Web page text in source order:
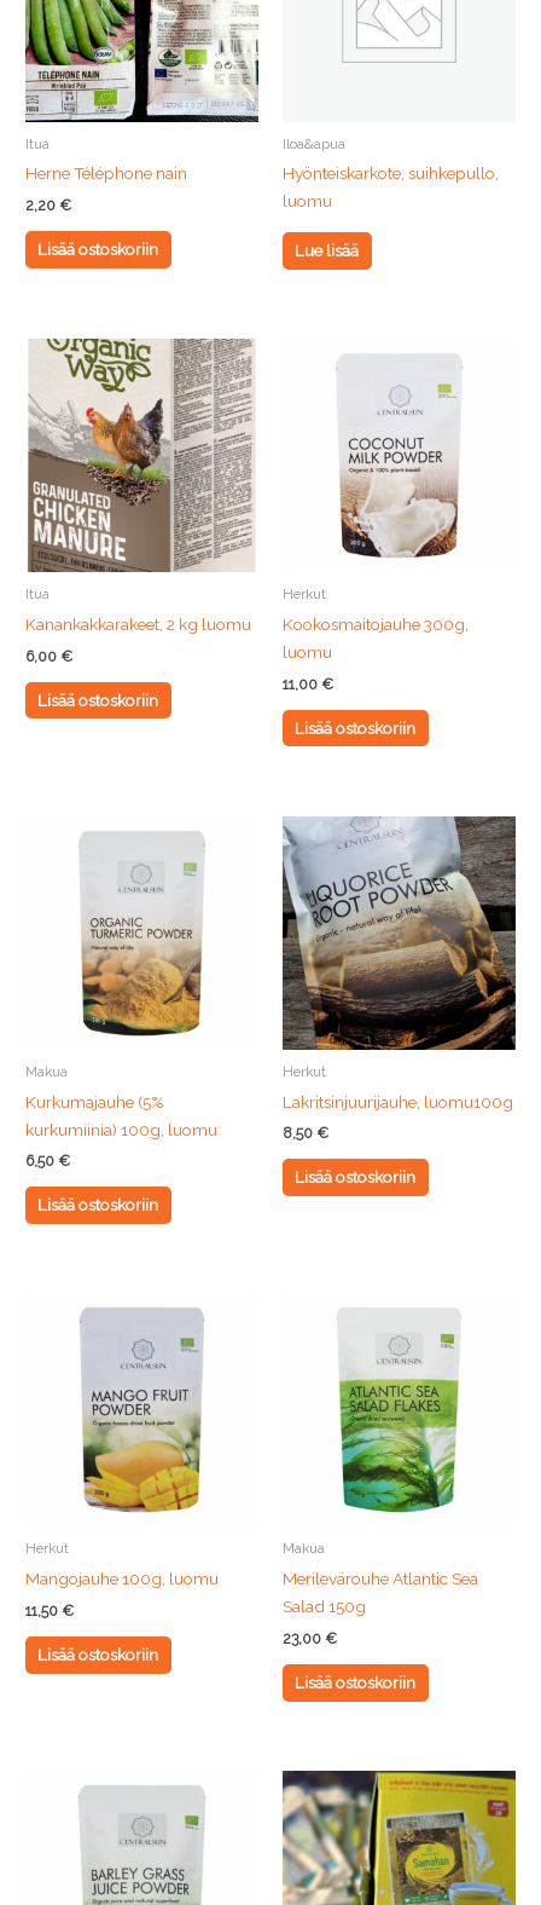
Itua
Herne Téléphone nain
2,20 €
Lisää ostoskoriin
Iloa&apua
Hyönteiskarkote, suihkepullo,
luomu
Lue lisää
Itua
Kanankakkarakeet, 2 kg luomu
6,00 €
Lisää ostoskoriin
Herkut
Kookosmaitojauhe 300g,
luomu
11,00 €
Lisää ostoskoriin
Makua
Kurkumajauhe (5%
kurkumiinia) 100g, luomu
6,50 €
Lisää ostoskoriin
Herkut
Lakritsinjuurijauhe, luomu100g
8,50 €
Lisää ostoskoriin
Herkut
Mangojauhe 100g, luomu
11,50 €
Lisää ostoskoriin
Makua
Merilevärouhe Atlantic Sea
Salad 150g
23,00 €
Lisää ostoskoriin